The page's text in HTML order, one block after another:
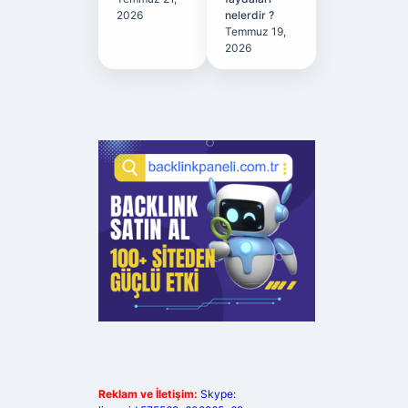
2026
nelerdir ?
Temmuz 19,
2026
Reklam ve İletişim: Skype: